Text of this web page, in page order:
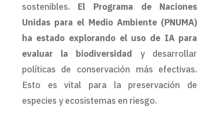
sostenibles. El Programa de Naciones
Unidas para el Medio Ambiente (PNUMA)
ha estado explorando el uso de IA para
evaluar la biodiversidad y desarrollar
políticas de conservación más efectivas.
Esto es vital para la preservación de
especies y ecosistemas en riesgo.